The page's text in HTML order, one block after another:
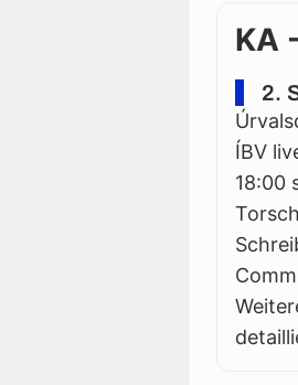
KA
2.
ÍBV
18:00